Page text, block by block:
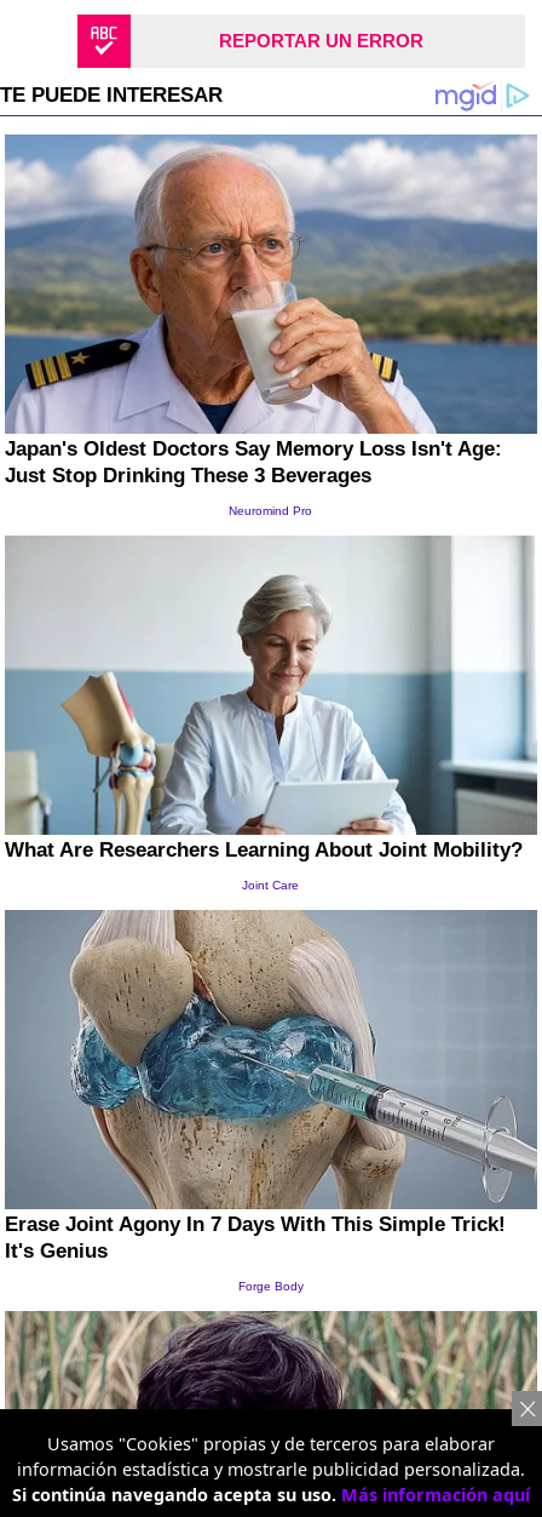
REPORTAR UN ERROR
Usamos "Cookies" propias y de terceros para elaborar
información estadística y mostrarle publicidad personalizada.
Si continúa navegando acepta su uso. Más información aquí